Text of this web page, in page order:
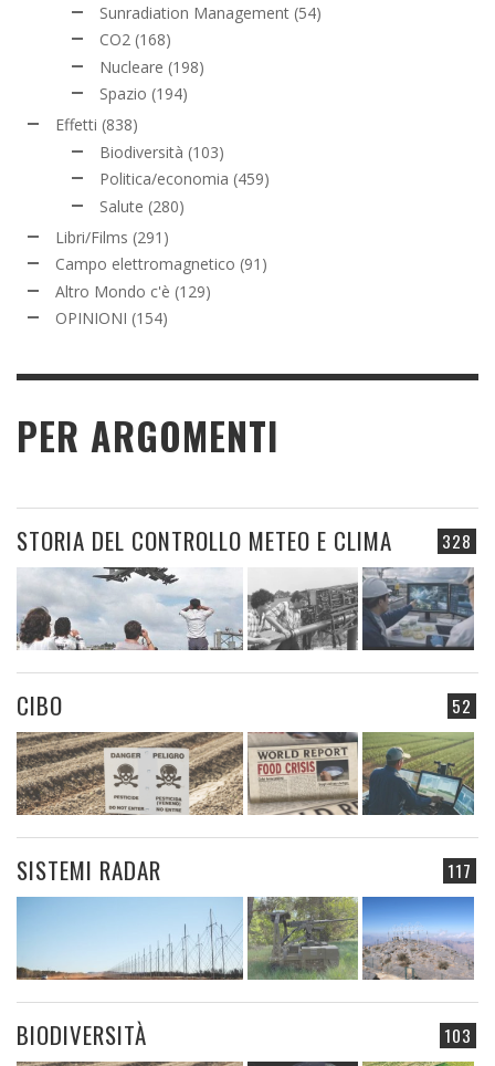
Sunradiation Management (54)
CO2 (168)
Nucleare (198)
Spazio (194)
Effetti (838)
Biodiversità (103)
Politica/economia (459)
Salute (280)
Libri/Films (291)
Campo elettromagnetico (91)
Altro Mondo c'è (129)
OPINIONI (154)
PER ARGOMENTI
328
STORIA DEL CONTROLLO METEO E CLIMA
52
CIBO
117
SISTEMI RADAR
103
BIODIVERSITÀ